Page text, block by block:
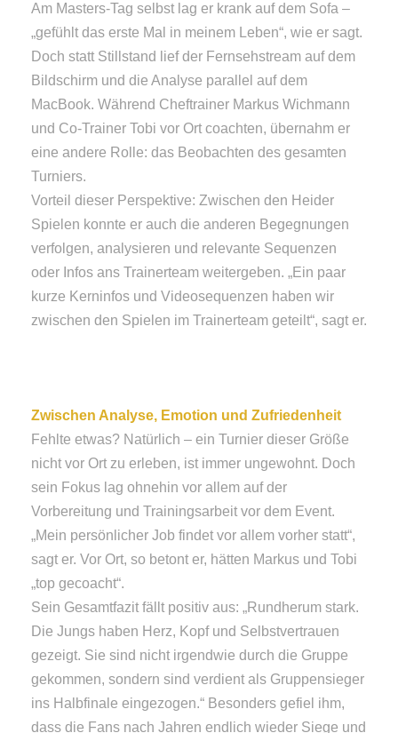
Am Masters-Tag selbst lag er krank auf dem Sofa –
„gefühlt das erste Mal in meinem Leben“, wie er sagt.
Doch statt Stillstand lief der Fernsehstream auf dem
Bildschirm und die Analyse parallel auf dem
MacBook. Während Cheftrainer Markus Wichmann
und Co-Trainer Tobi vor Ort coachten, übernahm er
eine andere Rolle: das Beobachten des gesamten
Turniers.
Vorteil dieser Perspektive: Zwischen den Heider
Spielen konnte er auch die anderen Begegnungen
verfolgen, analysieren und relevante Sequenzen
oder Infos ans Trainerteam weitergeben. „Ein paar
kurze Kerninfos und Videosequenzen haben wir
zwischen den Spielen im Trainerteam geteilt“, sagt er.
Zwischen Analyse, Emotion und Zufriedenheit
Fehlte etwas? Natürlich – ein Turnier dieser Größe
nicht vor Ort zu erleben, ist immer ungewohnt. Doch
sein Fokus lag ohnehin vor allem auf der
Vorbereitung und Trainingsarbeit vor dem Event.
„Mein persönlicher Job findet vor allem vorher statt“,
sagt er. Vor Ort, so betont er, hätten Markus und Tobi
„top gecoacht“.
Sein Gesamtfazit fällt positiv aus: „Rundherum stark.
Die Jungs haben Herz, Kopf und Selbstvertrauen
gezeigt. Sie sind nicht irgendwie durch die Gruppe
gekommen, sondern sind verdient als Gruppensieger
ins Halbfinale eingezogen.“ Besonders gefiel ihm,
dass die Fans nach Jahren endlich wieder Siege und